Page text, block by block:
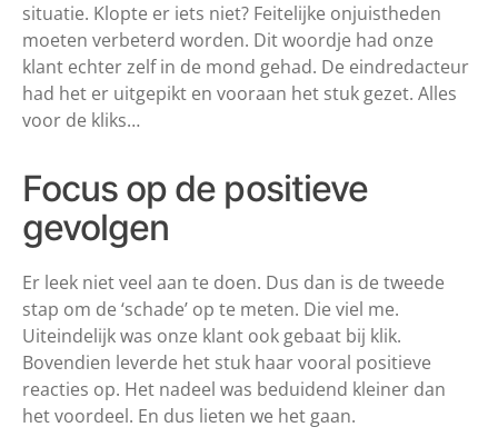
situatie. Klopte er iets niet? Feitelijke onjuistheden
moeten verbeterd worden. Dit woordje had onze
klant echter zelf in de mond gehad. De eindredacteur
had het er uitgepikt en vooraan het stuk gezet. Alles
voor de kliks…
Focus op de positieve
gevolgen
Er leek niet veel aan te doen. Dus dan is de tweede
stap om de ‘schade’ op te meten. Die viel me.
Uiteindelijk was onze klant ook gebaat bij klik.
Bovendien leverde het stuk haar vooral positieve
reacties op. Het nadeel was beduidend kleiner dan
het voordeel. En dus lieten we het gaan.